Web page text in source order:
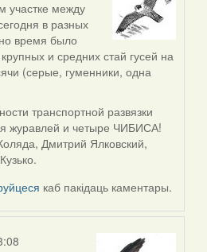
участке между
в разных
время было
и средних стай гусей на
(серые, гуменники, одна
транспортной развязки
журавлей и четыре ЧИБИСА!
Дмитрий Ялковский,
каб пакідаць каментары.